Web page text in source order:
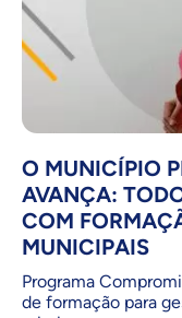
O MUNICÍPIO
AVANÇA:
COM
MUNICIPAIS
Programa
de formação para